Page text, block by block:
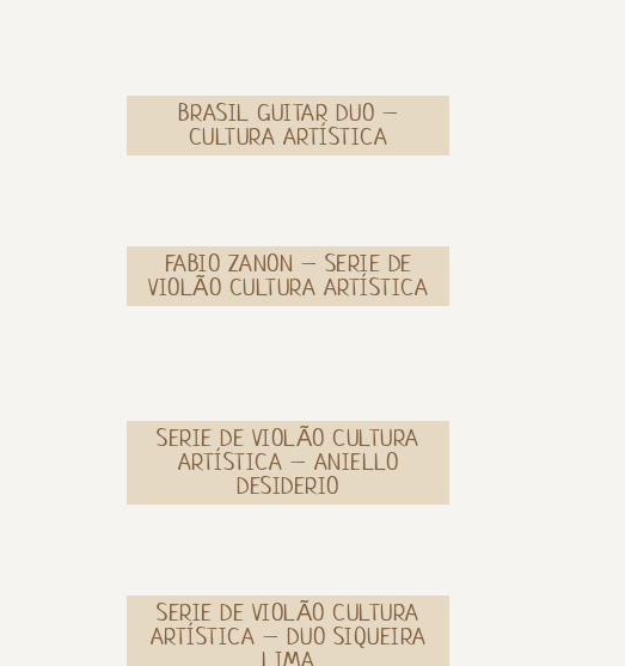
BRASIL GUITAR DUO –
CULTURA ARTÍSTICA
FABIO ZANON – SERIE DE
VIOLÃO CULTURA ARTÍSTICA
SERIE DE VIOLÃO CULTURA
ARTÍSTICA – ANIELLO
DESIDERIO
SERIE DE VIOLÃO CULTURA
ARTÍSTICA – DUO SIQUEIRA